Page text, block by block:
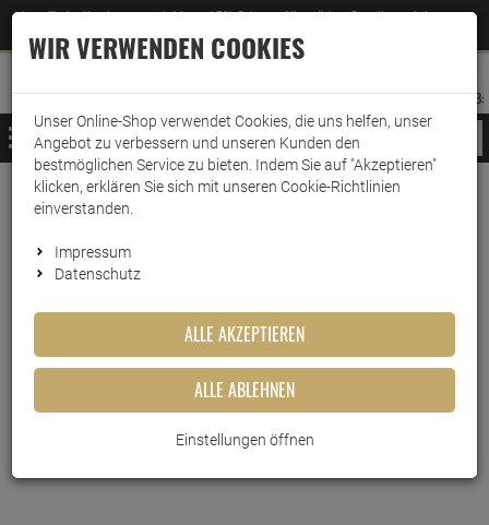
Jetzt für den Newsletter entscheiden und 5% Rabatt auf Ihre nächste Bestellung erhalten
–Zum Newsletter
ANMELDEN
AUFKLAPPEN
MERKZETTEL
WARENKORB:
MENÜ
Weiter einkaufen www.wark24.de Haushaltsreiniger
Frosch Spiritus Glasreiniger 750ml
Frosch Spiritus Glasreiniger
750ml
Artikel-Nummer:10015203
WIR VERWENDEN COOKIES
Unser Online-Shop verwendet Cookies, die uns helfen, unser
Angebot zu verbessern und unseren Kunden den
bestmöglichen Service zu bieten. Indem Sie auf "Akzeptieren"
klicken, erklären Sie sich mit unseren Cookie-Richtlinien
einverstanden.
Impressum
Datenschutz
ALLE AKZEPTIEREN
ALLE ABLEHNEN
Einstellungen öffnen